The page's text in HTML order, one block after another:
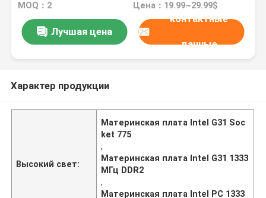
MOQ：2 Цена：19.99~29.99$
Лучшая цена
контактные
данные
Характер продукции
Высокий свет:
Материнская плата Intel G31 Soc
ket 775
,
Материнская плата Intel G31 1333
МГц DDR2
,
Материнская плата Intel PC 1333